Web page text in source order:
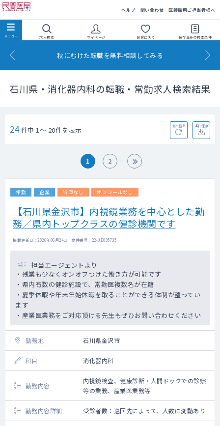
ヘルプ 問い合わせ 医師採用ご担当者様へ
求人検索 マイページ お気に入り 保存済みの検索条件
秋にむけた転職を無料相談してみる
石川県・消化器内科の転職・常勤求人検索結果
24件中 1～ 20件を表示 並べ替え 条件保存
1 2
常勤 企業 当直なし オンコールなし
【石川県金沢市】内視鏡業務を中心とした勤
務／県内トップクラスの健診機関です
掲載更新日 : 2026年06月24日 案件番号 : 22-JE005735
担当エージェントより
・残業も少なくオンオフつけた働き方が可能です
・県内有数の健診施設で、常勤医複数名が在籍
・夏季休暇や年末年始休暇を取ることができる体制が整ってい
ます
・産業医業務をご対応頂ける先生もぜひお問い合わせください
勤務地 石川県金沢市
科目 消化器内科
勤務内容
内視鏡検査、健康診断・人間ドックでの診察
等の業務、産業医業務等
勤務内容詳細 受診者数：巡回先によって、人数に変動あり